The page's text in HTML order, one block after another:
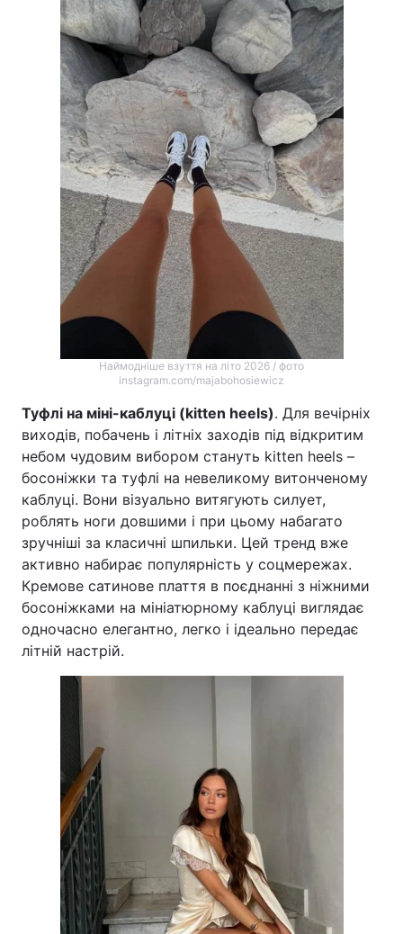
Наймодніше взуття на літо 2026 / фото
instagram.com/majabohosiewicz
Туфлі на міні-каблуці (kitten heels). Для вечірніх
виходів, побачень і літніх заходів під відкритим
небом чудовим вибором стануть kitten heels –
босоніжки та туфлі на невеликому витонченому
каблуці. Вони візуально витягують силует,
роблять ноги довшими і при цьому набагато
зручніші за класичні шпильки. Цей тренд вже
активно набирає популярність у соцмережах.
Кремове сатинове плаття в поєднанні з ніжними
босоніжками на мініатюрному каблуці виглядає
одночасно елегантно, легко і ідеально передає
літній настрій.